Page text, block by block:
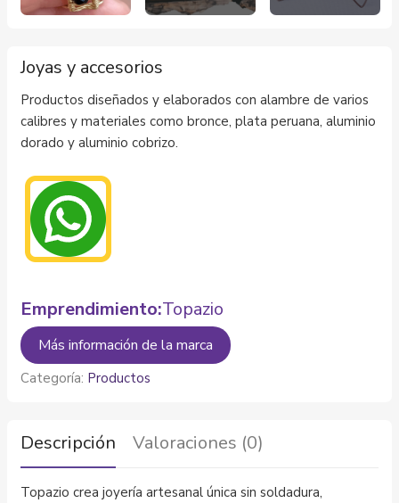
Joyas y accesorios
Productos diseñados y elaborados con alambre de varios
calibres y materiales como bronce, plata peruana, aluminio
dorado y aluminio cobrizo.
Emprendimiento:Topazio
Más información de la marca
Categoría: Productos
Descripción Valoraciones (0)
Topazio crea joyería artesanal única sin soldadura,